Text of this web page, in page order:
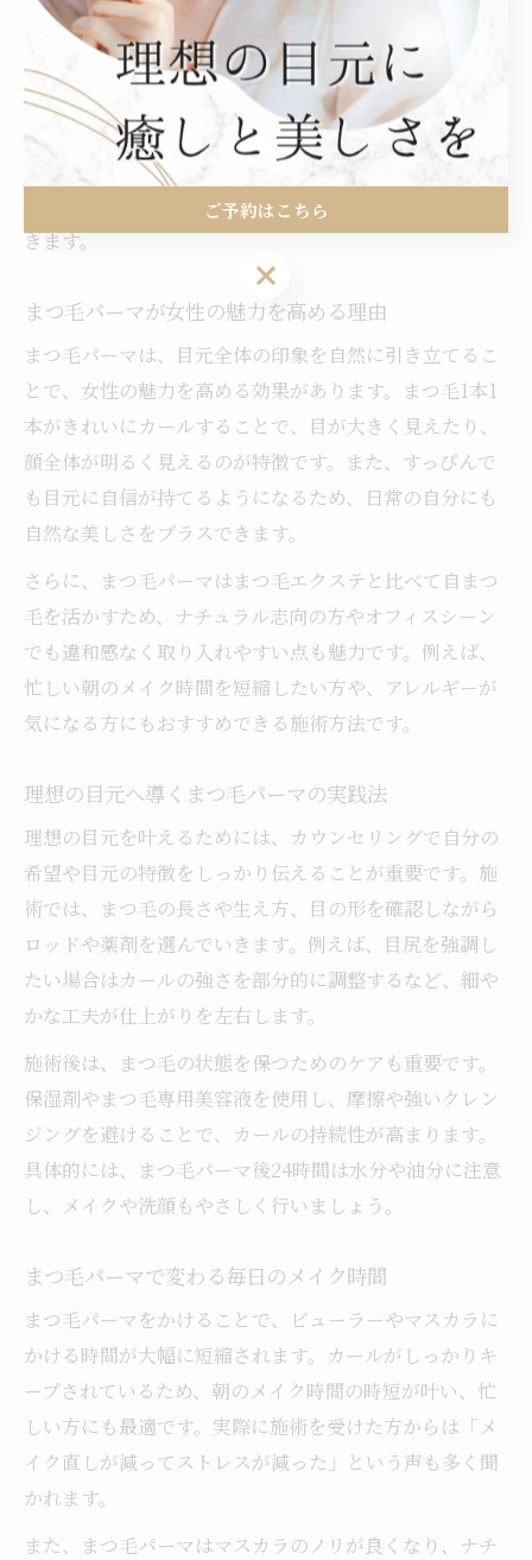
と立ち上げるデザインが選ばれています。
まつ毛パーマによって、自分自身の魅力を最大限に引き
出し、他の人とは違うオリジナルの美しさを表現できる
のが大きな魅力です。また、まつ毛の長さや毛質、目の
形に合わせて施術内容を調整できるため、「自分らし
さ」を大切にしながら理想の目元を作り上げることがで
きます。
まつ毛パーマが女性の魅力を高める理由
まつ毛パーマは、目元全体の印象を自然に引き立てるこ
とで、女性の魅力を高める効果があります。まつ毛1本1
本がきれいにカールすることで、目が大きく見えたり、
顔全体が明るく見えるのが特徴です。また、すっぴんで
も目元に自信が持てるようになるため、日常の自分にも
自然な美しさをプラスできます。
さらに、まつ毛パーマはまつ毛エクステと比べて自まつ
毛を活かすため、ナチュラル志向の方やオフィスシーン
でも違和感なく取り入れやすい点も魅力です。例えば、
忙しい朝のメイク時間を短縮したい方や、アレルギーが
気になる方にもおすすめできる施術方法です。
理想の目元へ導くまつ毛パーマの実践法
理想の目元を叶えるためには、カウンセリングで自分の
希望や目元の特徴をしっかり伝えることが重要です。施
術では、まつ毛の長さや生え方、目の形を確認しながら
ロッドや薬剤を選んでいきます。例えば、目尻を強調し
たい場合はカールの強さを部分的に調整するなど、細や
かな工夫が仕上がりを左右します。
施術後は、まつ毛の状態を保つためのケアも重要です。
保湿剤やまつ毛専用美容液を使用し、摩擦や強いクレン
ジングを避けることで、カールの持続性が高まります。
具体的には、まつ毛パーマ後24時間は水分や油分に注意
し、メイクや洗顔もやさしく行いましょう。
まつ毛パーマで変わる毎日のメイク時間
まつ毛パーマをかけることで、ビューラーやマスカラに
かける時間が大幅に短縮されます。カールがしっかりキ
ープされているため、朝のメイク時間の時短が叶い、忙
しい方にも最適です。実際に施術を受けた方からは「メ
イク直しが減ってストレスが減った」という声も多く聞
かれます。
また、まつ毛パーマはマスカラのノリが良くなり、ナチ
ご予約はこちら
ご予約はこちら